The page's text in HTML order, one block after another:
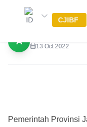
CJIBF
Investasi
A 13 Oct 2022
Pemerintah Provinsi